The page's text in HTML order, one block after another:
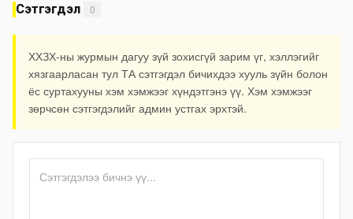
Сэтгэгдэл 0
ХХЗХ-ны журмын дагуу зүй зохисгүй зарим үг, хэллэгийг
хязгаарласан тул ТА сэтгэгдэл бичихдээ хууль зүйн болон
ёс суртахууны хэм хэмжээг хүндэтгэнэ үү. Хэм хэмжээг
зөрчсөн сэтгэгдэлийг админ устгах эрхтэй.